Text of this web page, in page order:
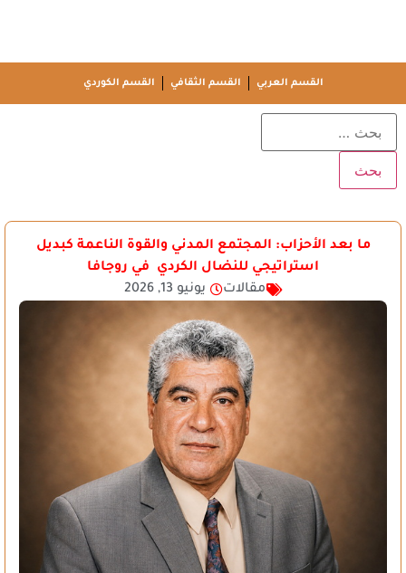
القسم العربي القسم الثقافي القسم الكوردي
ما بعد الأحزاب: المجتمع المدني والقوة الناعمة كبديل
استراتيجي للنضال الكردي في روجافا
مقالات
يونيو 13, 2026